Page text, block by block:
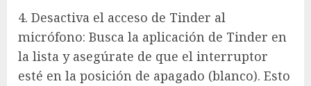
4. Desactiva el acceso de Tinder al
micrófono: Busca la aplicación de Tinder en
la lista y asegúrate de que el interruptor
esté en la posición de apagado (blanco). Esto